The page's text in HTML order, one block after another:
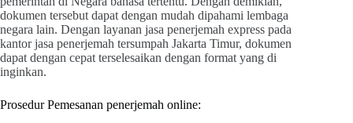
dokumen tersebut dapat dengan mudah dipahami lembaga
negara lain. Dengan layanan jasa penerjemah express pada
kantor jasa penerjemah tersumpah Jakarta Timur, dokumen
dapat dengan cepat terselesaikan dengan format yang di
inginkan.
Prosedur Pemesanan penerjemah online: